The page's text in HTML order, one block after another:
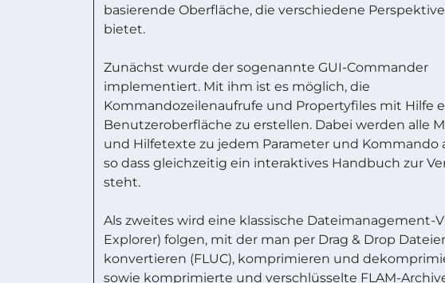
basierende Oberfläche, die verschiedene
bietet.
Zunächst wurde der sogenannte GUI-Commander
implementiert. Mit ihm ist es möglich, die
Kommandozeilenaufrufe und Propertyfiles mit Hilfe
Benutzeroberfläche zu erstellen. Dabei werden alle
und Hilfetexte zu jedem Parameter und Kommando
so dass gleichzeitig ein interaktives Handbuch zur
steht.
Als zweites wird eine klassische Dateimanagement-
Explorer) folgen, mit der man per Drag & Drop
konvertieren (FLUC), komprimieren und
sowie komprimierte und verschlüsselte FLAM-